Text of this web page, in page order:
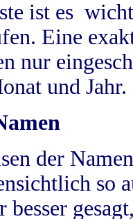
ist es
Eine
nur
und Jahr.
der
so
besser